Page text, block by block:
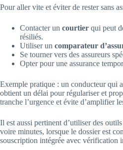
Pour aller vite et éviter de rester sans
Contacter un courtier qui peut
résiliés.
Utiliser un comparateur
Se tourner vers des assureurs
Opter pour une assurance
Exemple pratique : un conducteur qui
obtient un délai pour régulariser et
tranche l’urgence et évite d’amplifier
Il est aussi pertinent d’utiliser des
voire minutes, lorsque le dossier est
souscription intégrée avec vérification